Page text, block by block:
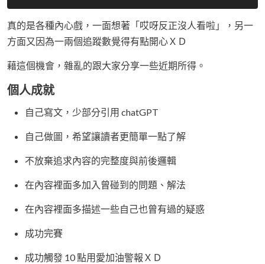
真的是各種內心戲，一面想著「哎呀反正沒人看啦」，另一
方面又因為一兩個追蹤數覺得有點開心ＸＤ
藉這個機會，雜亂的跟大家分享一些近期所得。
個人成就
自己寫文，少部分引用 chatGPT
自己做圖，希望讓讀者更簡單一點了解
不放棄追求內容的完整度與前後邏輯
在內容裡面多加入曾碰到的問題、解法
在內容裡面多描述一些自己也曾有過的疑惑
成功完賽
成功觸發 10 點用愛加油警報ＸＤ